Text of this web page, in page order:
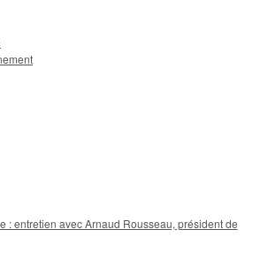
: entretien avec Arnaud Rousseau, président de